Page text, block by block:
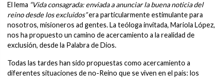
El lema “Vida consagrada: enviada a anunciar la buena noticia del
reino desde los excluidos”era particularmente estimulante para
nosotros, misioneros ad gentes. La teóloga invitada, Mariola López,
nos ha propuesto un camino de acercamiento a la realidad de
exclusión, desde la Palabra de Dios.
Todas las tardes han sido propuestas como acercamiento a
diferentes situaciones de no-Reino que se viven en el país: los